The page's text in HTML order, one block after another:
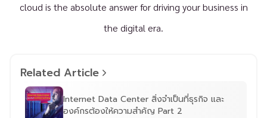
cloud is the absolute answer for driving your business in
the digital era.
Related Article
Internet Data Center สิ่งจำเป็นที่ธุรกิจ และ
องค์กรต้องให้ความสำคัญ Part 2